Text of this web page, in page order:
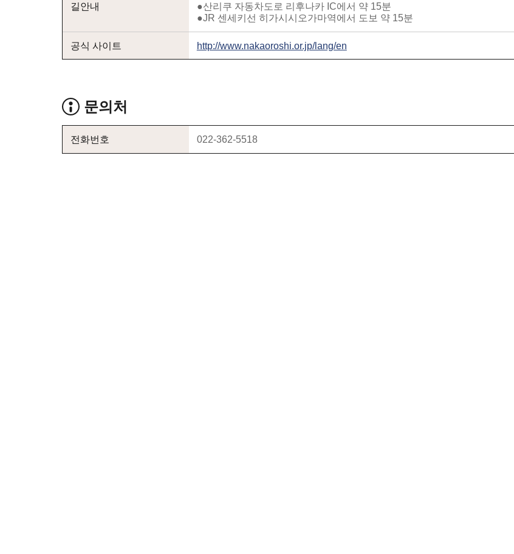
길안내
●산리쿠 자동차도로 리후나카 IC에서 약 15분
●JR 센세키선 히가시시오가마역에서 도보 약 15분
공식 사이트 http://www.nakaoroshi.or.jp/lang/en
문의처
전화번호 022-362-5518